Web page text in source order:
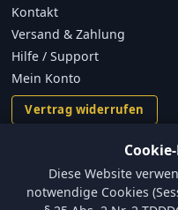
Kontakt
Versand & Zahlung
Hilfe / Support
Mein Konto
Vertrag widerrufen
Versand und
Batterieverordnung &
Diese Website
notwendige Cookies